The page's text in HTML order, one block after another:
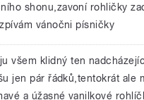
shonu,zavoní rohličky
vánočni písničky
všem klidný ten
jen pár řádků,tentokrát ale
a úžasné vanilkové